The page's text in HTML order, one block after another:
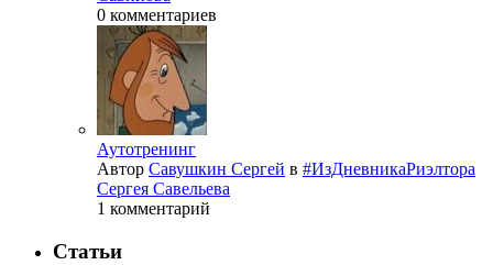
0 комментариев
Аутотренинг
Автор Савушкин Сергей в #ИзДневникаРиэлтора
Сергея Савельева
1 комментарий
Статьи